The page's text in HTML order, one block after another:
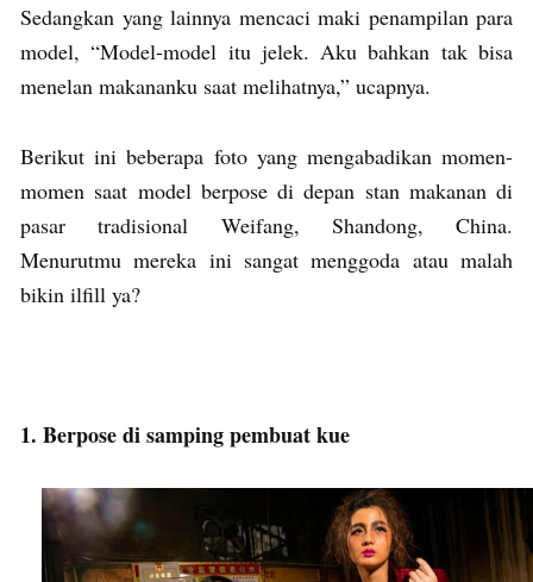
Sedangkan yang lainnya mencaci maki penampilan para
model, “Model-model itu jelek. Aku bahkan tak bisa
menelan makananku saat melihatnya,” ucapnya.
Berikut ini beberapa foto yang mengabadikan momen-
momen saat model berpose di depan stan makanan di
pasar tradisional Weifang, Shandong, China.
Menurutmu mereka ini sangat menggoda atau malah
bikin ilfill ya?
1. Berpose di samping pembuat kue